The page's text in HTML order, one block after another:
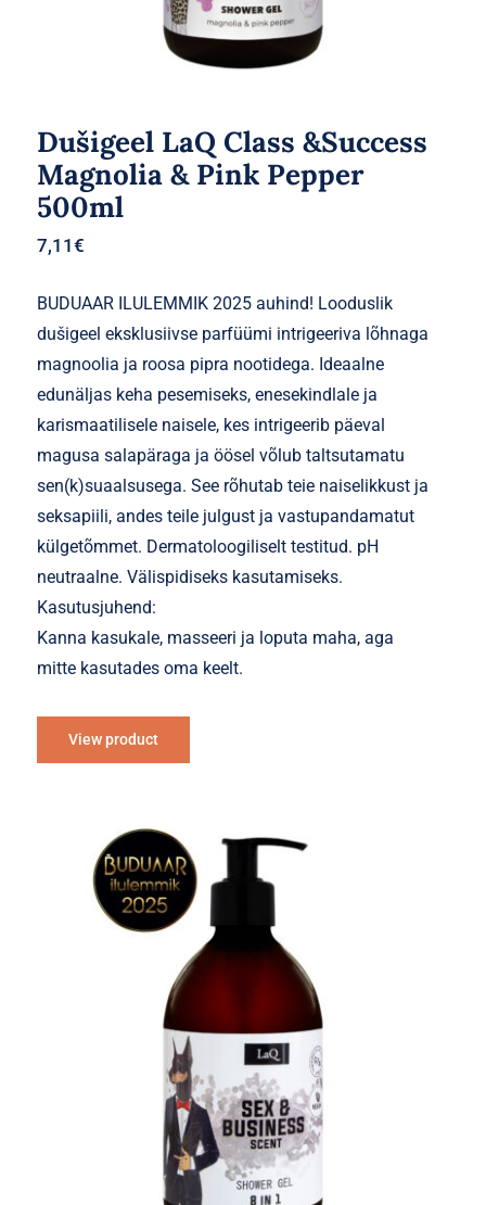
Dušigeel LaQ Class &Success
Magnolia & Pink Pepper
500ml
7,11€
BUDUAAR ILULEMMIK 2025 auhind! Looduslik
dušigeel eksklusiivse parfüümi intrigeeriva lõhnaga
magnoolia ja roosa pipra nootidega. Ideaalne
edunäljas keha pesemiseks, enesekindlale ja
karismaatilisele naisele, kes intrigeerib päeval
magusa salapäraga ja öösel võlub taltsutamatu
sen(k)suaalsusega. See rõhutab teie naiselikkust ja
seksapiili, andes teile julgust ja vastupandamatut
külgetõmmet. Dermatoloogiliselt testitud. pH
neutraalne. Välispidiseks kasutamiseks.
Kasutusjuhend:
Kanna kasukale, masseeri ja loputa maha, aga
mitte kasutades oma keelt.
View product